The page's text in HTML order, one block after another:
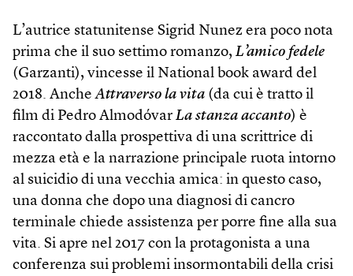
L’autrice statunitense Sigrid Nunez era poco nota
prima che il suo settimo romanzo, L’amico fedele
(Garzanti), vincesse il National book award del
2018. AncheAttraverso la vita (da cui è tratto il
film di Pedro Almodóvar La stanza accanto) è
raccontato dalla prospettiva di una scrittrice di
mezza età e la narrazione principale ruota intorno
al suicidio di una vecchia amica: in questo caso,
una donna che dopo una diagnosi di cancro
terminale chiede assistenza per porre fine alla sua
vita. Si apre nel 2017 con la protagonista a una
conferenza sui problemi insormontabili della crisi